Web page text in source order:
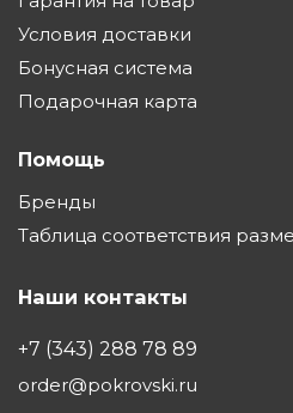
Условия доставки
Бонусная система
Подарочная карта
Помощь
Бренды
Таблица соответствия
Наши контакты
+7 (343) 288 78 89
order@pokrovski.ru